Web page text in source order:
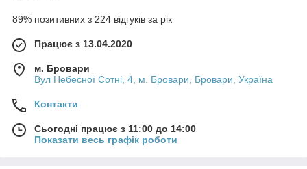
89% позитивних з 224 відгуків за рік
Працює з 13.04.2020
м. Бровари
Вул Небесної Сотні, 4, м. Бровари, Бровари, Україна
Контакти
Сьогодні працює з 11:00 до 14:00
Показати весь графік роботи